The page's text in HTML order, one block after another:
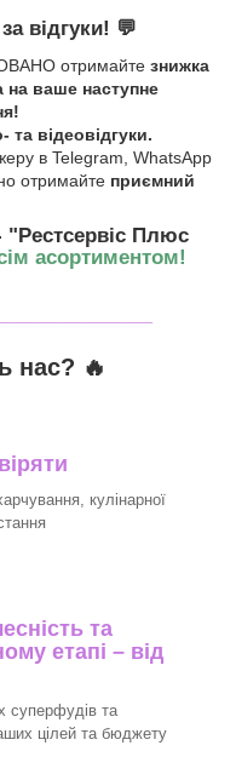
відгуки! 💬
отримайте знижка
на ваше наступне
та відеовідгуки.
в Telegram, WhatsApp
отримайте приємний
"Рестсервіс Плюс
асортиментом!
нас? 🔥
кулінарної
та
етапі – від
суперфудів та
цілей та бюджету